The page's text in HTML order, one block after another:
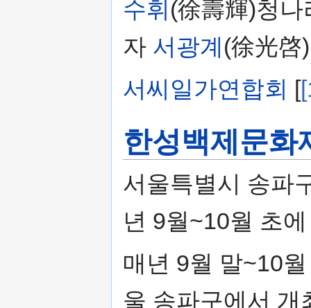
수휘 (徐壽輝)청
자 서광계 (徐光啓)
서씨일가연합회
[
한성백제문화
서울특별시 송파
년 9월~10월 초
매년 9월 말~10
울 송파구에서 개